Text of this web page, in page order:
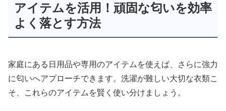
アイテムを活用！頑固な匂いを効率
よく落とす方法
家庭にある日用品や専用のアイテムを使えば、さらに強力
に匂いへアプローチできます。洗濯が難しい大切な衣類こ
そ、これらのアイテムを賢く使い分けましょう。